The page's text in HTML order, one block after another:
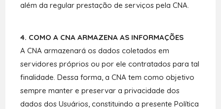
além da regular prestação de serviços pela CNA.
4. COMO A CNA ARMAZENA AS INFORMAÇÕES
A CNA armazenará os dados coletados em
servidores próprios ou por ele contratados para tal
finalidade. Dessa forma, a CNA tem como objetivo
sempre manter e preservar a privacidade dos
dados dos Usuários, constituindo a presente Política